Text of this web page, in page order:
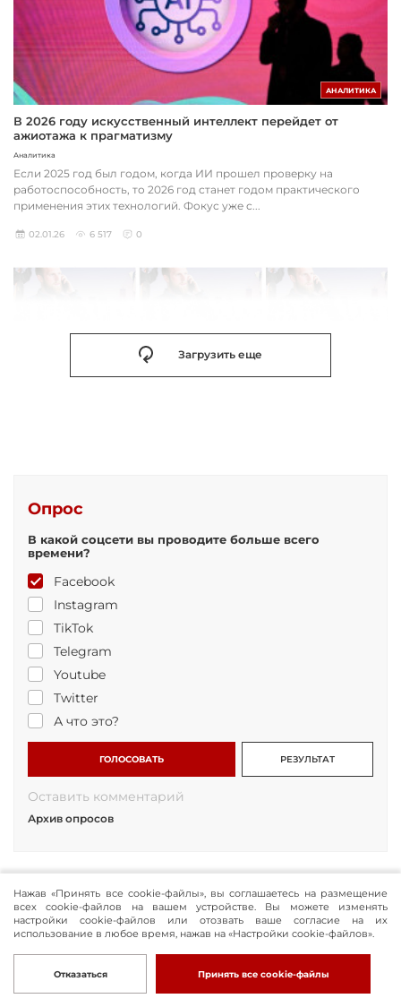
АНАЛИТИКА
В 2026 году искусственный интеллект перейдет от
ажиотажа к прагматизму
Аналитика
Если 2025 год был годом, когда ИИ прошел проверку на
работоспособность, то 2026 год станет годом практического
применения этих технологий. Фокус уже с...
02.01.26 6 517 0
Загрузить еще
Опрос
В какой соцсети вы проводите больше всего
времени?
Facebook
Instagram
TikTok
Telegram
Youtube
Twitter
А что это?
ГОЛОСОВАТЬ РЕЗУЛЬТАТ
Оставить комментарий
Архив опросов
Нажав «Принять все cookie-файлы», вы соглашаетесь на размещение
всех cookie-файлов на вашем устройстве. Вы можете изменять
настройки cookie-файлов или отозвать ваше согласие на их
использование в любое время, нажав на «Настройки cookie-файлов».
Отказаться Принять все cookie-файлы